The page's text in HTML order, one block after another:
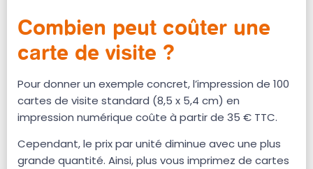
Combien peut coûter une
carte de visite ?
Pour donner un exemple concret, l’impression de 100
cartes de visite standard (8,5 x 5,4 cm) en
impression numérique coûte à partir de 35 € TTC.
Cependant, le prix par unité diminue avec une plus
grande quantité. Ainsi, plus vous imprimez de cartes